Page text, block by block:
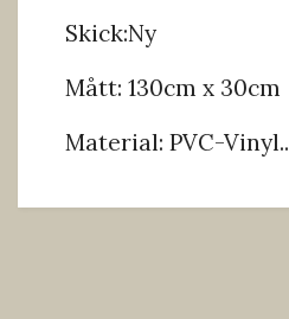
Skick:Ny
Mått: 130cm x 30cm
Material: PVC-Vinyl..